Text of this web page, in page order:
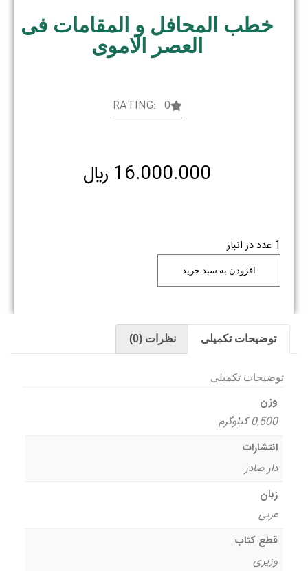
خطب المحافل و المقامات فی
العصر الاموی
RATING: 0
16.000.000 ﷼
1 عدد در انبار
افزودن به سبد خرید
توضیحات تکمیلی نظرات (0)
توضیحات تکمیلی
وزن
0,500 کیلوگرم
انتشارات
دار صادر
زبان
عربی
قطع کتاب
وزیری